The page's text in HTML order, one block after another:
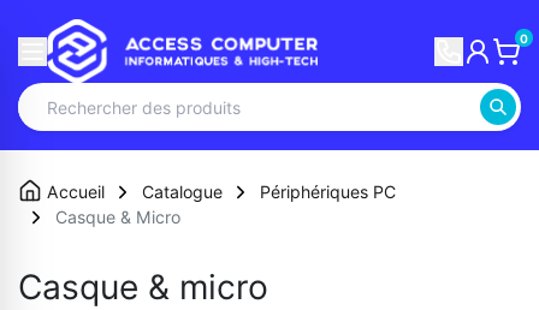
0
Accueil Catalogue
Périphériques PC
Casque & Micro
Casque & micro